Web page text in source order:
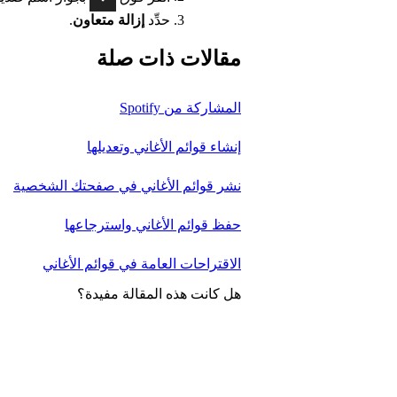
حدِّد إزالة متعاون.
مقالات ذات صلة
المشاركة من Spotify
إنشاء قوائم الأغاني وتعديلها
نشر قوائم الأغاني في صفحتك الشخصية
حفظ قوائم الأغاني واسترجاعها
الاقتراحات العامة في قوائم الأغاني
هل كانت هذه المقالة مفيدة؟